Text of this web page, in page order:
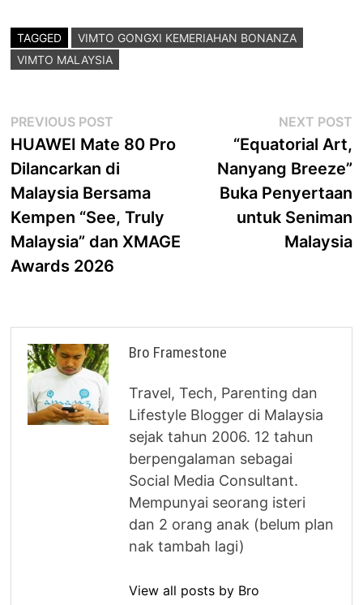
TAGGED
VIMTO GONGXI KEMERIAHAN BONANZA
VIMTO MALAYSIA
Post
navigation
PREVIOUS POST
post:
HUAWEI Mate 80 Pro
Dilancarkan di
Malaysia Bersama
Kempen “See, Truly
Malaysia” dan XMAGE
Awards 2026
NEXT POST
“Equatorial Art,
Nanyang Breeze”
Buka Penyertaan
untuk Seniman
Malaysia
Bro Framestone
Travel, Tech, Parenting dan
Lifestyle Blogger di Malaysia
sejak tahun 2006. 12 tahun
berpengalaman sebagai
Social Media Consultant.
Mempunyai seorang isteri
dan 2 orang anak (belum plan
nak tambah lagi)
View all posts by Bro